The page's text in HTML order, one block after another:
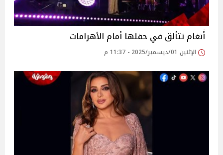
أنغام تتألق في حفلها أمام الأهرامات
الإثنين 01/ديسمبر/2025 - 11:37 م